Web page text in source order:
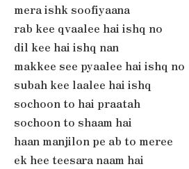
mera ishk soofiyaana
rab kee qvaalee hai ishq no
dil kee hai ishq nan
makkee see pyaalee hai ishq no
subah kee laalee hai ishq
sochoon to hai praatah
sochoon to shaam hai
haan manjilon pe ab to meree
ek hee teesara naam hai